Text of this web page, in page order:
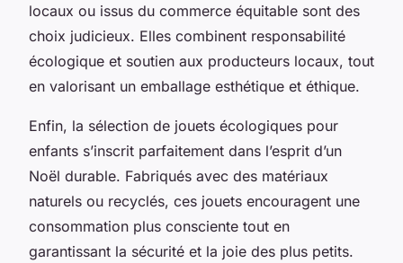
locaux ou issus du commerce équitable sont des
choix judicieux. Elles combinent responsabilité
écologique et soutien aux producteurs locaux, tout
en valorisant un emballage esthétique et éthique.
Enfin, la sélection de jouets écologiques pour
enfants s’inscrit parfaitement dans l’esprit d’un
Noël durable. Fabriqués avec des matériaux
naturels ou recyclés, ces jouets encouragent une
consommation plus consciente tout en
garantissant la sécurité et la joie des plus petits.